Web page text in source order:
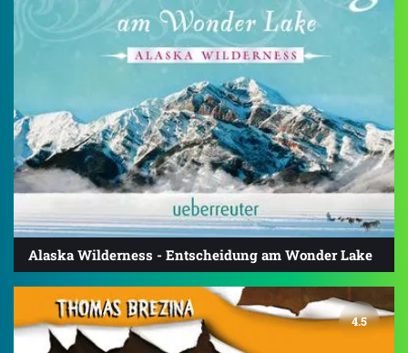
Alaska Wilderness - Entscheidung am Wonder Lake
4.5